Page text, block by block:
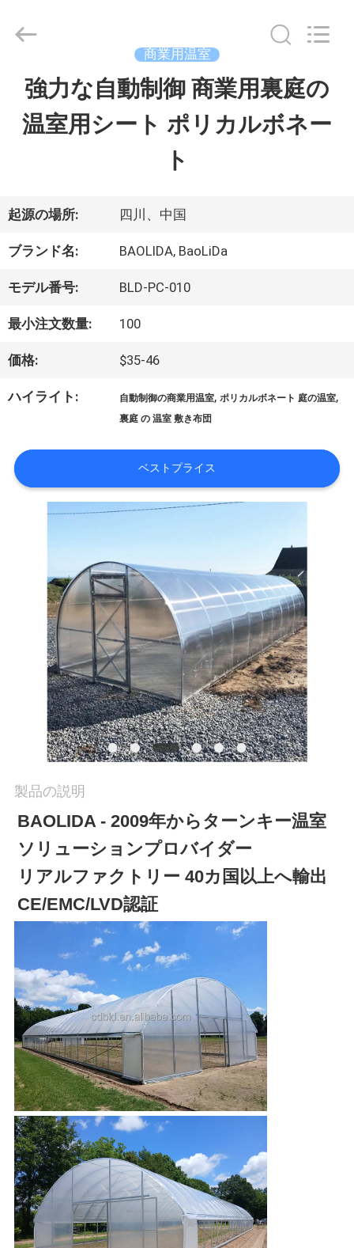
ダ
ク
ト
VR
ー
場
旅
行
品
管
理
私
達
に
連
絡
2023
Baolida
Fittings
Reserved.
商業用温室
強力な自動制御 商業用裏庭の
温室用シート ポリカルボネー
ト
起源の場所: 四川、中国
ブランド名: BAOLIDA, BaoLiDa
モデル番号: BLD-PC-010
最小注文数量: 100
価格: $35-46
ハイライト: 自動制御の商業用温室,ポリカルボネート 庭の温室,
裏庭 の 温室 敷き布団
ベストプライス
製品の説明
BAOLIDA - 2009年からターンキー温室
ソリューションプロバイダー
リアルファクトリー 40カ国以上へ輸出
CE/EMC/LVD認証